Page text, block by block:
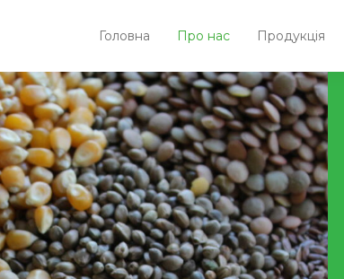
Головна Про нас Продукція